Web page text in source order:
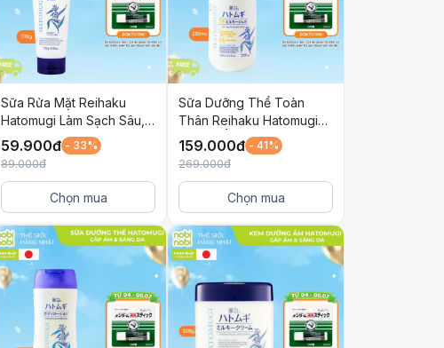
Sữa Rửa Mặt Reihaku
Hatomugi Làm Sạch Sâu,
Làm Sáng Da và Ngừa
Mụn 2in1 130g
59.900đ - 33%
89.000đ
Chọn mua
Sữa Dưỡng Thể Toàn
Thân Reihaku Hatomugi
Dưỡng Ẩm và Làm Sáng
Da SPF50+ PA++++ 250ml
159.000đ - 41%
269.000đ
Chọn mua